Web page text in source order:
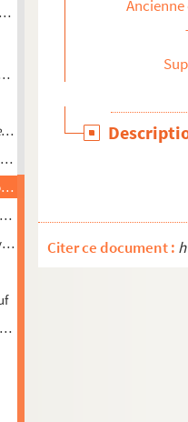
et la Marseillaise
en chapitres : naissance,
Moniteur
du 13 vendémiaire au
dans les chapitres déjà parus
figurant aux cotes :
à Louis Fiaux sur papier à
relatifs à Babeuf, liste des
Citer ce document :